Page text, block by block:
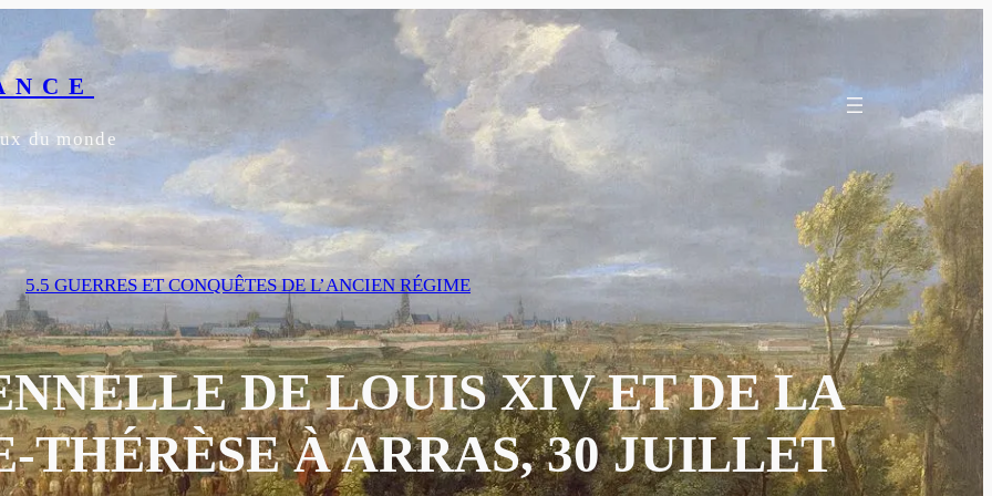
du monde
5.5 GUERRES ET CONQUÊTES DE L’ANCIEN RÉGIME
DE LOUIS XIV ET DE LA
THÉRÈSE À ARRAS, 30 JUILLET